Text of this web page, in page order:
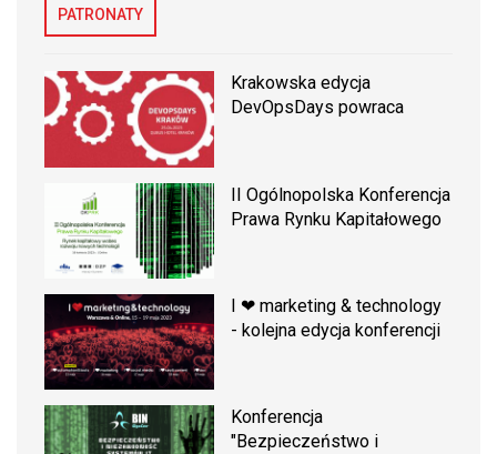
PATRONATY
Krakowska edycja
DevOpsDays powraca
II Ogólnopolska Konferencja
Prawa Rynku Kapitałowego
I ❤ marketing & technology
- kolejna edycja konferencji
Konferencja
"Bezpieczeństwo i